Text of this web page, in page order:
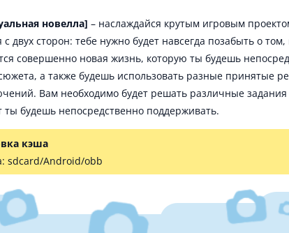
новелла] – наслаждайся крутым игровым
двух сторон: тебе нужно будет навсегда позабыть о
совершенно новая жизнь, которую ты будешь
а также будешь использовать разные принятые
Вам необходимо будет решать различные
будешь непосредственно поддерживать.
кэша
sdcard/Android/obb